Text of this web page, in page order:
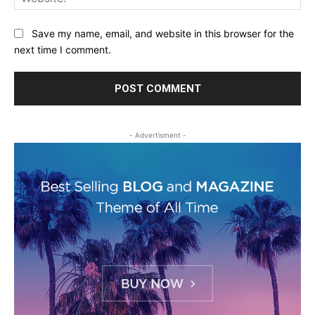
Save my name, email, and website in this browser for the
next time I comment.
- Advertisment -